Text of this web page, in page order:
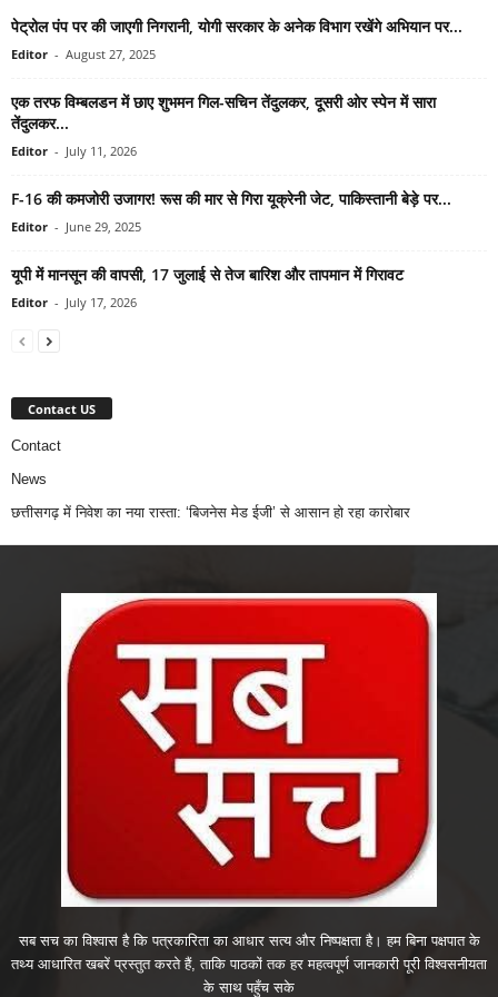
पेट्रोल पंप पर की जाएगी निगरानी, योगी सरकार के अनेक विभाग रखेंगे अभियान पर...
Editor - August 27, 2025
एक तरफ विम्बलडन में छाए शुभमन गिल-सचिन तेंदुलकर, दूसरी ओर स्पेन में सारा
तेंदुलकर...
Editor - July 11, 2026
F-16 की कमजोरी उजागर! रूस की मार से गिरा यूक्रेनी जेट, पाकिस्तानी बेड़े पर...
Editor - June 29, 2025
यूपी में मानसून की वापसी, 17 जुलाई से तेज बारिश और तापमान में गिरावट
Editor - July 17, 2026
Contact US
Contact
News
छत्तीसगढ़ में निवेश का नया रास्ता: ‘बिजनेस मेड ईजी’ से आसान हो रहा कारोबार
सब सच का विश्वास है कि पत्रकारिता का आधार सत्य और निष्पक्षता है। हम बिना पक्षपात के
तथ्य आधारित खबरें प्रस्तुत करते हैं, ताकि पाठकों तक हर महत्वपूर्ण जानकारी पूरी विश्वसनीयता
के साथ पहुँच सके